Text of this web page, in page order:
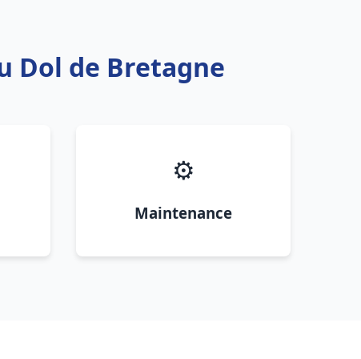
Dol de Bretagne
⚙️
Maintenance